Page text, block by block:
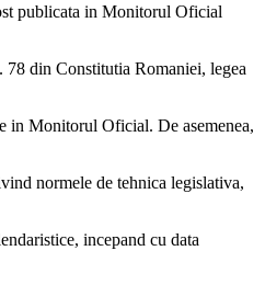
publicata in Monitorul Oficial
din Constitutia Romaniei, legea
in Monitorul Oficial. De asemenea,
normele de tehnica legislativa,
incepand cu data